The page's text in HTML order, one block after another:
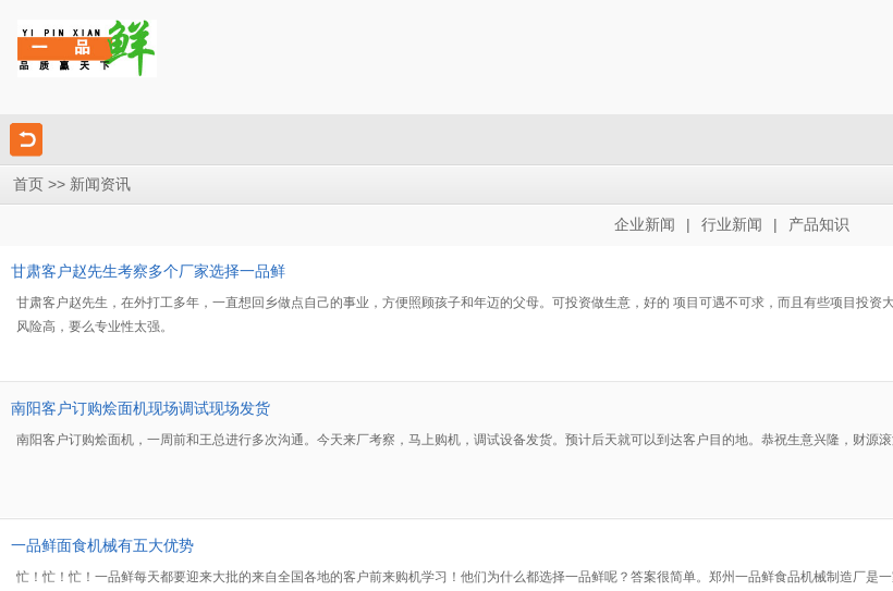
首页 >> 新闻资讯
企业新闻 | 行业新闻 | 产品知识
甘肃客户赵先生考察多个厂家选择一品鲜
甘肃客户赵先生，在外打工多年，一直想回乡做点自己的事业，方便照顾孩子和年迈的父母。可投资做生意，好的 项目可遇不可求，而且有些项目投资
风险高，要么专业性太强。
南阳客户订购烩面机现场调试现场发货
南阳客户订购烩面机，一周前和王总进行多次沟通。今天来厂考察，马上购机，调试设备发货。预计后天就可以到达客户目的地。恭祝生意兴隆，财源滚
一品鲜面食机械有五大优势
忙！忙！忙！一品鲜每天都要迎来大批的来自全国各地的客户前来购机学习！他们为什么都选择一品鲜呢？答案很简单。郑州一品鲜食品机械制造厂